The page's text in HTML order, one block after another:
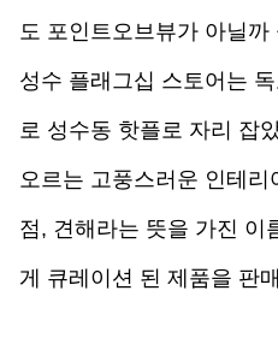
도 포인트오브뷰가 아닐까
성수 플래그십 스토어는
로 성수동 핫플로 자리 잡
오르는 고풍스러운 인테
점, 견해라는 뜻을 가진 이
게 큐레이션 된 제품을 판